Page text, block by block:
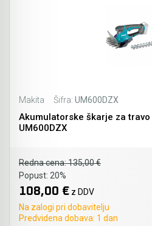
Makita Šifra: UM600DZX
Akumulatorske škarje za travo
UM600DZX
Redna cena:135,00 €
Popust: 20%
108,00 € z DDV
Na zalogi pri dobavitelju
Predvidena dobava: 1 dan
Akumulatorski vezalci in rezalniki
Akumulatorski čistilniki